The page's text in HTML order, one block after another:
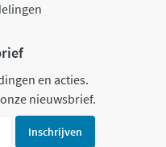
en acties.
nieuwsbrief.
Inschrijven